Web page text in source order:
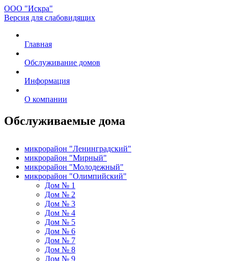
ООО "Искра"
Версия для слабовидящих
Главная
Обслуживание домов
Информация
О компании
Обслуживаемые дома
микрорайон "Ленинградский"
микрорайон "Мирный"
микрорайон "Молодежный"
микрорайон "Олимпийский"
Дом № 1
Дом № 2
Дом № 3
Дом № 4
Дом № 5
Дом № 6
Дом № 7
Дом № 8
Дом № 9